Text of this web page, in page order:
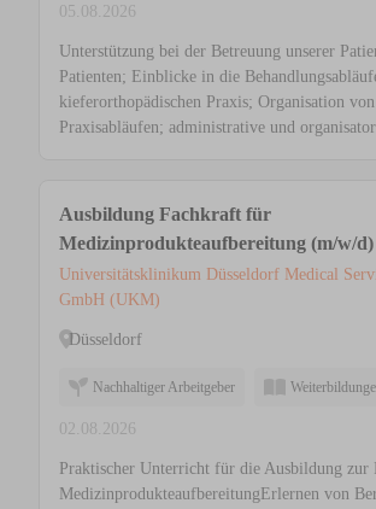
05.08.2026
Unterstützung bei der Betreuung unserer
Patienten; Einblicke in die
kieferorthopädischen Praxis; Organisation
Praxisabläufen; administrative und
Ausbildung Fachkraft für
Medizinprodukteaufbereitung (m/w/d)
Universitätsklinikum Düsseldorf Medical
GmbH (UKM)
Düsseldorf
Nachhaltiger Arbeitgeber
02.08.2026
Praktischer Unterricht für die Ausbildung zur
MedizinprodukteaufbereitungErlernen von